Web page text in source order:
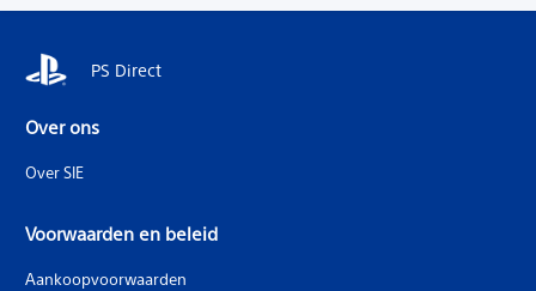
PS Direct
Over ons
Over SIE
Voorwaarden en beleid
Aankoopvoorwaarden